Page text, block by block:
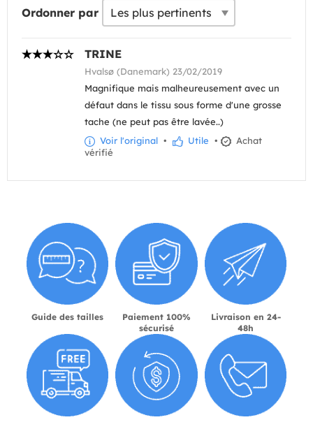
Ordonner par
TRINE
Hvalsø (Danemark) 23/02/2019
Magnifique mais malheureusement avec un
défaut dans le tissu sous forme d'une grosse
tache (ne peut pas être lavée..)
Voir l'original • Utile •
Achat
vérifié
Guide des tailles
Paiement 100%
sécurisé
Livraison en 24-
48h